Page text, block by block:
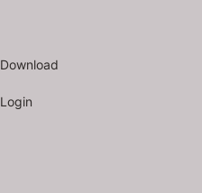
Download
Login